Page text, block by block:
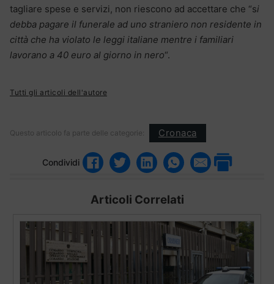
tagliare spese e servizi, non riescono ad accettare che “si
debba pagare il funerale ad uno straniero non residente in
città che ha violato le leggi italiane mentre i familiari
lavorano a 40 euro al giorno in nero“.
Tutti gli articoli dell'autore
Questo articolo fa parte delle categorie: Cronaca
Condividi
Articoli Correlati